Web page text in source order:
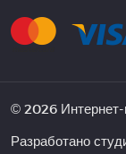
© 2026
Разработано